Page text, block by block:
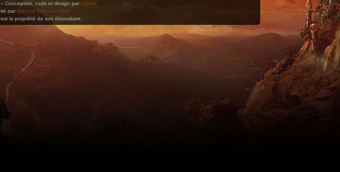
Conception, code et design par Lenwë
par Blizzard Entertainment
la propriété de son dépositaire.
quelle application de type agenda prenant en charge le format iCal.